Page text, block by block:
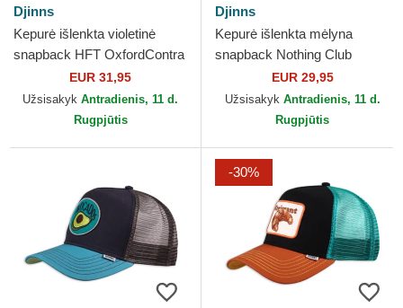
Djinns
Kepurė išlenkta violetinė
snapback HFT OxfordContra
EUR 31,95
Užsisakyk Antradienis, 11 d.
Rugpjūtis
Djinns
Kepurė išlenkta mėlyna
snapback Nothing Club
EUR 29,95
Užsisakyk Antradienis, 11 d.
Rugpjūtis
-30%